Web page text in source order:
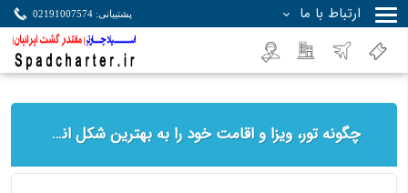
ارتباط با ما پشتیبانی: 02191007574
چگونه تور، ویزا و اقامت خود را به بهترین شکل انتخاب کنیم؟